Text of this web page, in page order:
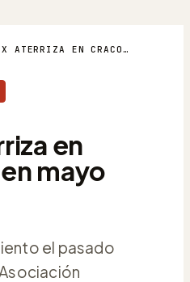
EVEX ATERRIZA EN CRACOVIA EN MAYO DE 2021
en
mayo
el pasado